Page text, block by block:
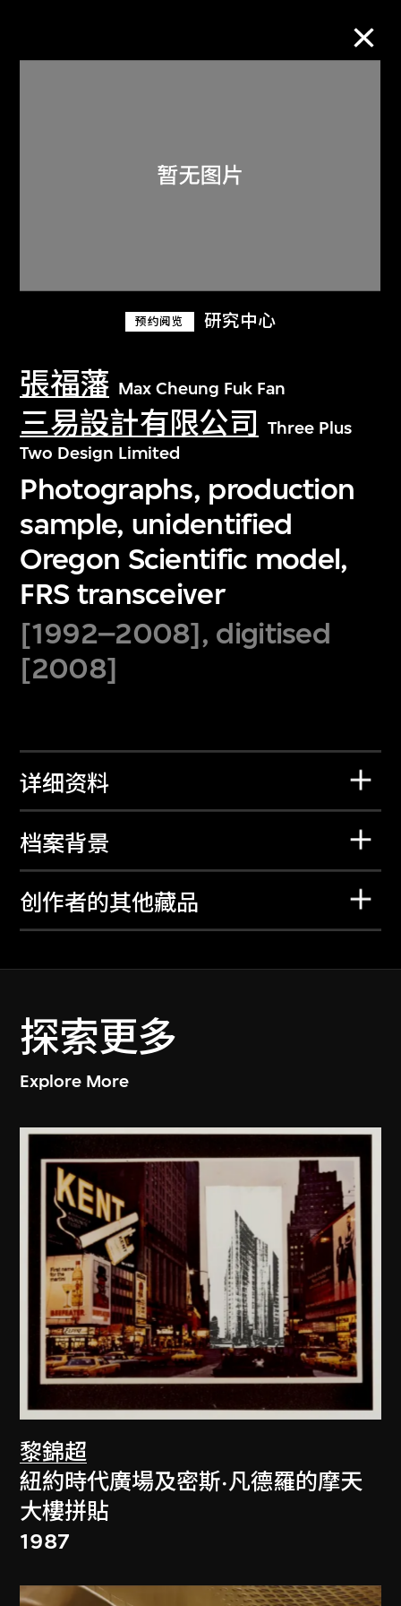
预约阅览 研究中心
張福藩 Max Cheung Fuk Fan
三易設計有限公司
Three Plus
Two Design Limited
Photographs, production
sample, unidentified
Oregon Scientific model,
FRS transceiver
[1992–2008], digitised
[2008]
详细资料
档案背景
创作者的其他藏品
探索更多
Explore More
黎錦超
紐約時代廣場及密斯·凡德羅的摩天
大樓拼貼
1987
关于M+藏品
探索世界顶级的二十及二十一世纪视觉
文化藏品。